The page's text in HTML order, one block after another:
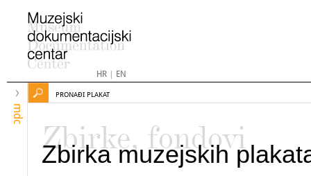
HR| EN
mdc
PRONAĐI PLAKAT
Zbirke, fondovi
Zbirka muzejskih